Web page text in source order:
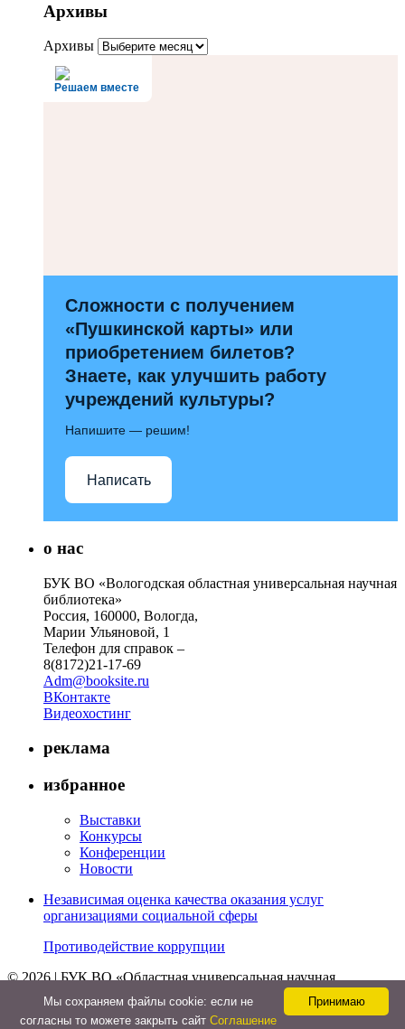
Архивы
Архивы
Решаем вместе
Сложности с получением
«Пушкинской карты» или
приобретением билетов?
Знаете, как улучшить работу
учреждений культуры?
Напишите — решим!
Написать
о нас
БУК ВО «Вологодская областная универсальная научная
библиотека»
Россия, 160000, Вологда,
Марии Ульяновой, 1
Телефон для справок –
8(8172)21-17-69
Adm@booksite.ru
ВКонтакте
Видеохостинг
реклама
избранное
Выставки
Конкурсы
Конференции
Новости
Независимая оценка качества оказания услуг
организациями социальной сферы
Противодействие коррупции
© 2026 | БУК ВО «Областная универсальная научная
библиотека»
Принимаю
Мы cохраняем файлы cookie: если не
согласны то можете закрыть сайт Соглашение